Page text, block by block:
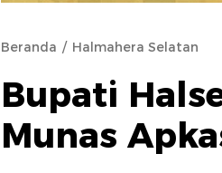
Beranda Halmahera Selatan
Bupati
Munas